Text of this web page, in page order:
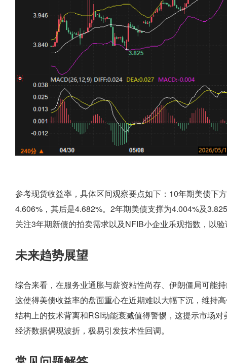
参考现货收益率，具体区间观察要点如下：10年期美债下
4.606%，其后是4.682%。2年期美债支撑为4.004%及
关注3年期新债的拍卖需求以及NFIB小企业乐观指数，以
未来趋势展望
综合来看，在服务业通胀与薪资粘性尚存、伊朗僵局可能
这使得美债收益率的盘面重心在近期难以大幅下沉，维持
结构上的技术背离和RSI动能衰减值得警惕，这提示市场
经济数据偶现波折，极易引发技术性回调。